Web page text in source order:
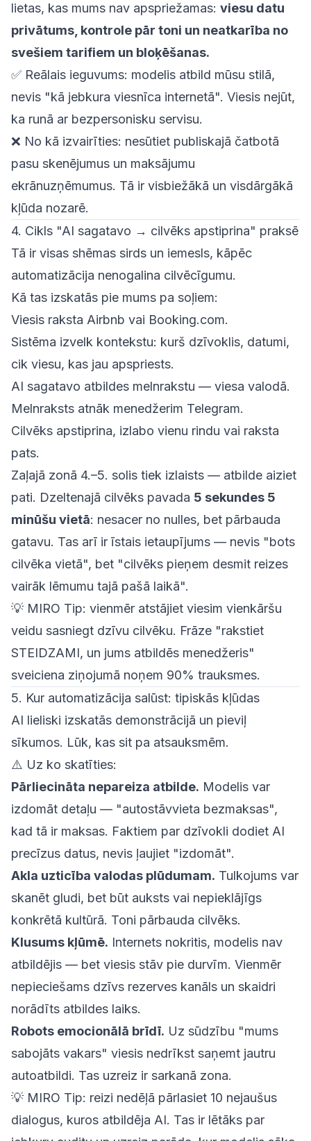
lietas, kas mums nav apspriežamas: viesu datu
privātums, kontrole pār toni un neatkarība no
svešiem tarifiem un bloķēšanas.
✅ Reālais ieguvums: modelis atbild mūsu stilā,
nevis "kā jebkura viesnīca internetā". Viesis nejūt,
ka runā ar bezpersonisku servisu.
❌ No kā izvairīties: nesūtiet publiskajā čatbotā
pasu skenējumus un maksājumu
ekrānuzņēmumus. Tā ir visbiežākā un visdārgākā
kļūda nozarē.
4. Cikls "AI sagatavo → cilvēks apstiprina" praksē
Tā ir visas shēmas sirds un iemesls, kāpēc
automatizācija nenogalina cilvēcīgumu.
Kā tas izskatās pie mums pa soļiem:
Viesis raksta Airbnb vai Booking.com.
Sistēma izvelk kontekstu: kurš dzīvoklis, datumi,
cik viesu, kas jau apspriests.
AI sagatavo atbildes melnrakstu — viesa valodā.
Melnraksts atnāk menedžerim Telegram.
Cilvēks apstiprina, izlabo vienu rindu vai raksta
pats.
Zaļajā zonā 4.–5. solis tiek izlaists — atbilde aiziet
pati. Dzeltenajā cilvēks pavada 5 sekundes 5
minūšu vietā: nesacer no nulles, bet pārbauda
gatavu. Tas arī ir īstais ietaupījums — nevis "bots
cilvēka vietā", bet "cilvēks pieņem desmit reizes
vairāk lēmumu tajā pašā laikā".
💡 MIRO Tip: vienmēr atstājiet viesim vienkāršu
veidu sasniegt dzīvu cilvēku. Frāze "rakstiet
STEIDZAMI, un jums atbildēs menedžeris"
sveiciena ziņojumā noņem 90% trauksmes.
5. Kur automatizācija salūst: tipiskās kļūdas
AI lieliski izskatās demonstrācijā un pieviļ
sīkumos. Lūk, kas sit pa atsauksmēm.
⚠️ Uz ko skatīties:
Pārliecināta nepareiza atbilde. Modelis var
izdomāt detaļu — "autostāvvieta bezmaksas",
kad tā ir maksas. Faktiem par dzīvokli dodiet AI
precīzus datus, nevis ļaujiet "izdomāt".
Akla uzticība valodas plūdumam. Tulkojums var
skanēt gludi, bet būt auksts vai nepieklājīgs
konkrētā kultūrā. Toni pārbauda cilvēks.
Klusums kļūmē. Internets nokritis, modelis nav
atbildējis — bet viesis stāv pie durvīm. Vienmēr
nepieciešams dzīvs rezerves kanāls un skaidri
norādīts atbildes laiks.
Robots emocionālā brīdī. Uz sūdzību "mums
sabojāts vakars" viesis nedrīkst saņemt jautru
autoatbildi. Tas uzreiz ir sarkanā zona.
💡 MIRO Tip: reizi nedēļā pārlasiet 10 nejaušus
dialogus, kuros atbildēja AI. Tas ir lētāks par